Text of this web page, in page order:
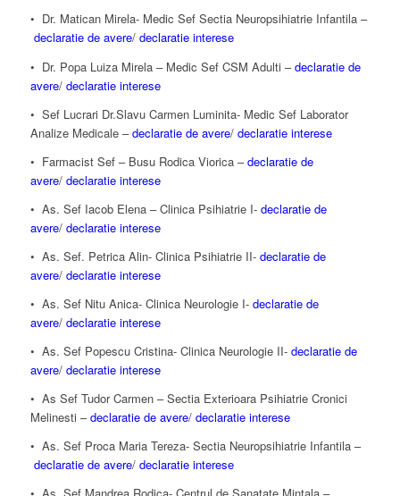
• Dr. Matican Mirela- Medic Sef Sectia Neuropsihiatrie Infantila –
declaratie de avere/ declaratie interese
• Dr. Popa Luiza Mirela – Medic Sef CSM Adulti –declaratie de
avere/ declaratie interese
• Sef Lucrari Dr.Slavu Carmen Luminita- Medic Sef Laborator
Analize Medicale –declaratie de avere/ declaratie interese
• Farmacist Sef – Busu Rodica Viorica –declaratie de
avere/ declaratie interese
• As. Sef Iacob Elena – Clinica Psihiatrie I- declaratie de
avere/ declaratie interese
• As. Sef. Petrica Alin- Clinica Psihiatrie II- declaratie de
avere/ declaratie interese
• As. Sef Nitu Anica- Clinica Neurologie I- declaratie de
avere/ declaratie interese
• As. Sef Popescu Cristina- Clinica Neurologie II- declaratie de
avere/ declaratie interese
• As Sef Tudor Carmen – Sectia Exterioara Psihiatrie Cronici
Melinesti –declaratie de avere/ declaratie interese
• As. Sef Proca Maria Tereza- Sectia Neuropsihiatrie Infantila –
declaratie de avere/declaratie interese